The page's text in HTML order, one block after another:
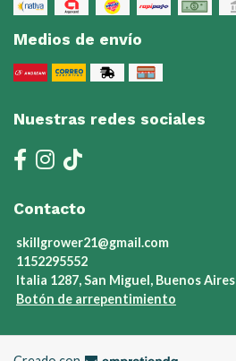
Medios de envío
Nuestras redes sociales
Contacto
skillgrower21@gmail.com
1152295552
Italia 1287, San Miguel, Buenos Aires
Botón de arrepentimiento